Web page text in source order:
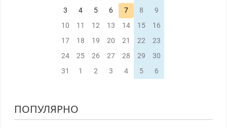
3
4 5 6 7 8
9
10
11 12 13 14 15
16
17
18 19 20 21 22
23
24
25 26 27 28 29
30
31
1 2 3 4 5 6
ПОПУЛЯРНО